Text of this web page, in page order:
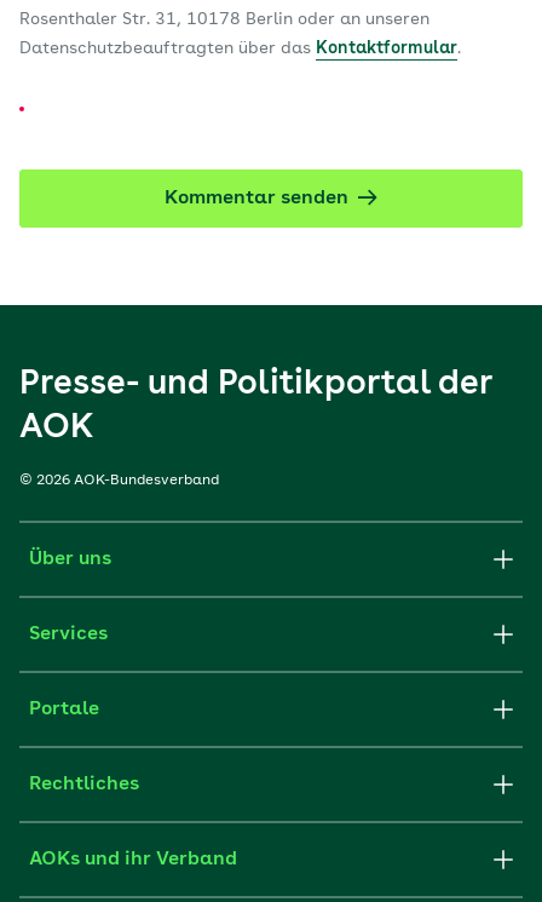
Rosenthaler Str. 31, 10178 Berlin oder an unseren
Datenschutzbeauftragten über das Kontaktformular.
Kommentar senden
Presse- und Politikportal der
AOK
© 2026 AOK-Bundesverband
Über uns
Services
Portale
Rechtliches
AOKs und ihr Verband